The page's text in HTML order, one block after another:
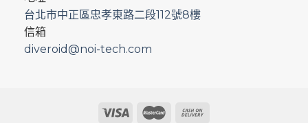
台北市中正區忠孝東路二段112號8樓
信箱
diveroid@noi-tech.com